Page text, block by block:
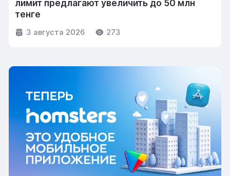
лимит предлагают увеличить до 50 млн
тенге
3 августа 2026 273